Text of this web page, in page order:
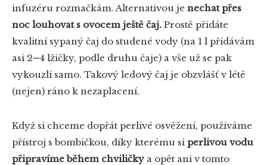
infuzéru rozmačkám. Alternativou je nechat přes
noc louhovat s ovocem ještě čaj. Prostě přidáte
kvalitní sypaný čaj do studené vody (na 1 l přidávám
asi 2–4 lžičky, podle druhu čaje) a vše už se pak
vykouzlí samo. Takový ledový čaj je obzvlášť v létě
(nejen) ráno k nezaplacení.
Když si chceme dopřát perlivé osvěžení, používáme
přístroj s bombičkou, díky kterému si perlivou vodu
připravíme během chviličky a opět ani v tomto